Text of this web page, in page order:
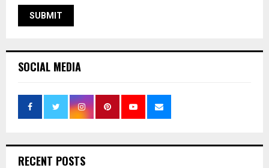
SOCIAL MEDIA
RECENT POSTS